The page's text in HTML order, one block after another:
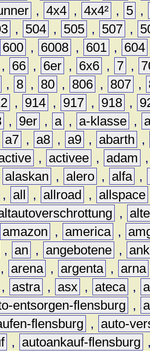
, 4x4 , 4x4² , 5 ,
, 504 , 505 , 507 ,
600 , 6008 , 601 , 604
, 66 , 6er , 6x6 , 7 ,
, 8 , 80 , 806 , 807 ,
, 914 , 917 , 918 ,
, 9er , a , a-klasse ,
a7 , a8 , a9 , abarth
,
, activee , adam
alaskan , alero , alfa ,
, all , allroad , allspace
,
amazon , america ,
, an , angebotene ,
, arena , argenta , arna
, astra , asx , ateca ,
entsorgen-flensburg ,
flensburg
,
auto-
, autoankauf-flensburg